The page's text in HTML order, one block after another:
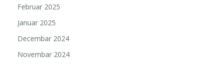
Februar 2025
Januar 2025
Decembar 2024
Novembar 2024